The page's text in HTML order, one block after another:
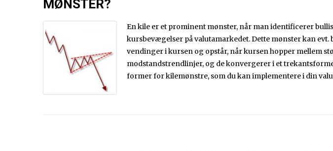
MØNSTER?
En kile er et prominent mønster, når man identificerer
kursbevægelser på valutamarkedet. Dette mønster kan
vendinger i kursen og opstår, når kursen hopper mellem
modstandstrendlinjer, og de konvergerer i et
former for kilemønstre, som du kan implementere i din